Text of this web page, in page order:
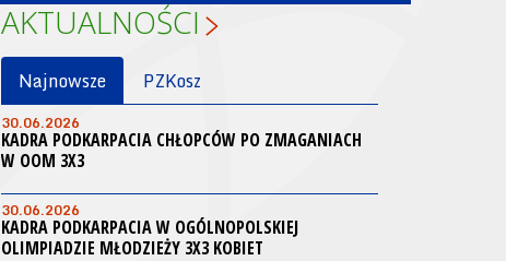
AKTUALNOŚCI
Najnowsze PZKosz
30.06.2026
KADRA PODKARPACIA CHŁOPCÓW PO ZMAGANIACH
W OOM 3X3
30.06.2026
KADRA PODKARPACIA W OGÓLNOPOLSKIEJ
OLIMPIADZIE MŁODZIEŻY 3X3 KOBIET